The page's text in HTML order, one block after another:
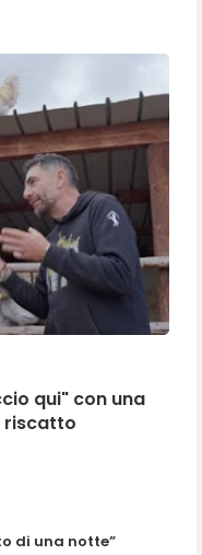
qui" con una
riscatto
di una notte”